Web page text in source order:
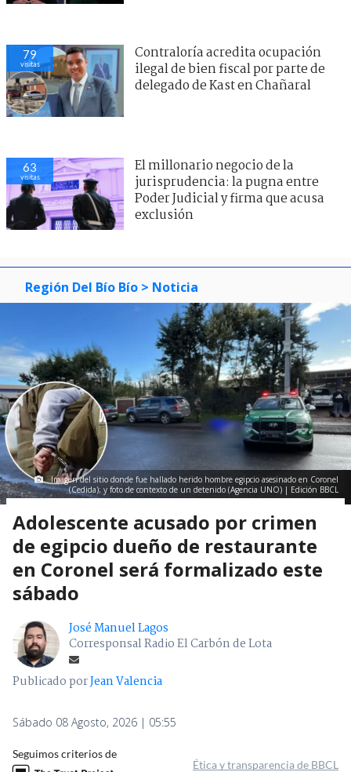
79
visitas
Contraloría acredita ocupación
ilegal de bien fiscal por parte de
delegado de Kast en Chañaral
63
visitas
El millonario negocio de la
jurisprudencia: la pugna entre
Poder Judicial y firma que acusa
exclusión
Región Del Bío Bío > Noticia
Imagen del sitio donde fue hallado herido hombre egipcio asesinado en Coronel
(Cedida); y foto de contexto de un detenido (Agencia UNO) | Edición BBCL
Adolescente acusado por crimen
de egipcio dueño de restaurante
en Coronel será formalizado este
sábado
José Manuel Lagos
Corresponsal Radio El Carbón de Lota
Publicado porJean Valencia
Sábado 08 Agosto, 2026 | 05:55
Seguimos criterios de
Ética y transparencia de BBCL